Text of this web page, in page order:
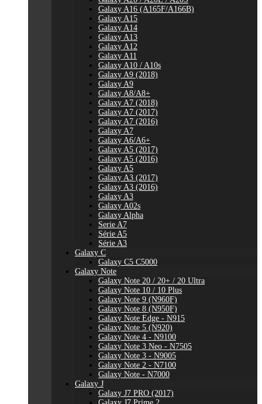
Galaxy A16 (A165F/A166B)
Galaxy A15
Galaxy A14
Galaxy A13
Galaxy A12
Galaxy A11
Galaxy A10 / A10s
Galaxy A9 (2018)
Galaxy A9
Galaxy A8/A8+
Galaxy A7 (2018)
Galaxy A7 (2017)
Galaxy A7 (2016)
Galaxy A7
Galaxy A6/A6+
Galaxy A5 (2017)
Galaxy A5 (2016)
Galaxy A5
Galaxy A3 (2017)
Galaxy A3 (2016)
Galaxy A3
Galaxy A02s
Galaxy Alpha
Serie A7
Série A5
Série A3
Galaxy C
Galaxy C5 C5000
Galaxy Note
Galaxy Note 20 / 20+ / 20 Ultra
Galaxy Note 10 / 10 Plus
Galaxy Note 9 (N960F)
Galaxy Note 8 (N950F)
Galaxy Note Edge - N915
Galaxy Note 5 (N920)
Galaxy Note 4 - N9100
Galaxy Note 3 Neo - N7505
Galaxy Note 3 - N9005
Galaxy Note 2 - N7100
Galaxy Note - N7000
Galaxy J
Galaxy J7 PRO (2017)